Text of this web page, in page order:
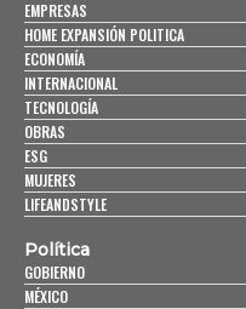
EMPRESAS
HOME EXPANSIÓN POLITICA
ECONOMÍA
INTERNACIONAL
TECNOLOGÍA
OBRAS
ESG
MUJERES
LIFEANDSTYLE
Política
GOBIERNO
MÉXICO